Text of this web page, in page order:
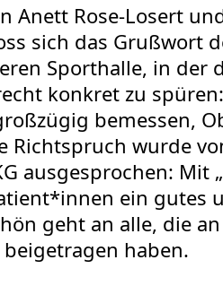
Anett Rose-Losert
sich das Grußwort
Sporthalle, in der
konkret zu
bemessen,
wurde
ausgesprochen: Mit
ein gutes
geht an alle, die
haben.